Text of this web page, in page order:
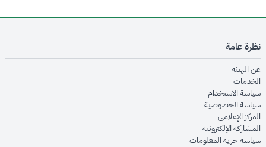
نظرة عامة
عن الهيئةopens in new window
الخدماتopens in new window
سياسة الاستخدام
سياسة الخصوصيةopens in new window
المركز الإعلاميopens in new window
المشاركة الإلكترونيةopens in new window
سياسة حرية المعلوماتopens in new window